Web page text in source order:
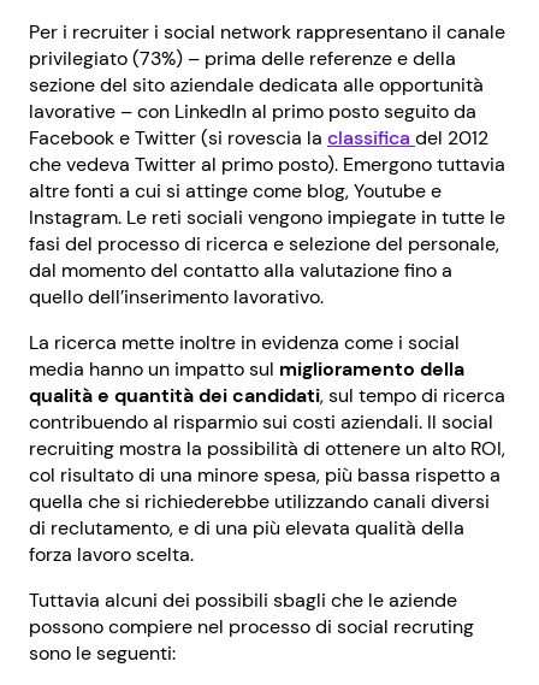
Per i recruiter i social network rappresentano il canale
privilegiato (73%) – prima delle referenze e della
sezione del sito aziendale dedicata alle opportunità
lavorative – con LinkedIn al primo posto seguito da
Facebook e Twitter (si rovescia la classifica del 2012
che vedeva Twitter al primo posto). Emergono tuttavia
altre fonti a cui si attinge come blog, Youtube e
Instagram. Le reti sociali vengono impiegate in tutte le
fasi del processo di ricerca e selezione del personale,
dal momento del contatto alla valutazione fino a
quello dell’inserimento lavorativo.
La ricerca mette inoltre in evidenza come i social
media hanno un impatto sul miglioramento della
qualità e quantità dei candidati, sul tempo di ricerca
contribuendo al risparmio sui costi aziendali. Il social
recruiting mostra la possibilità di ottenere un alto ROI,
col risultato di una minore spesa, più bassa rispetto a
quella che si richiederebbe utilizzando canali diversi
di reclutamento, e di una più elevata qualità della
forza lavoro scelta.
Tuttavia alcuni dei possibili sbagli che le aziende
possono compiere nel processo di social recruting
sono le seguenti: